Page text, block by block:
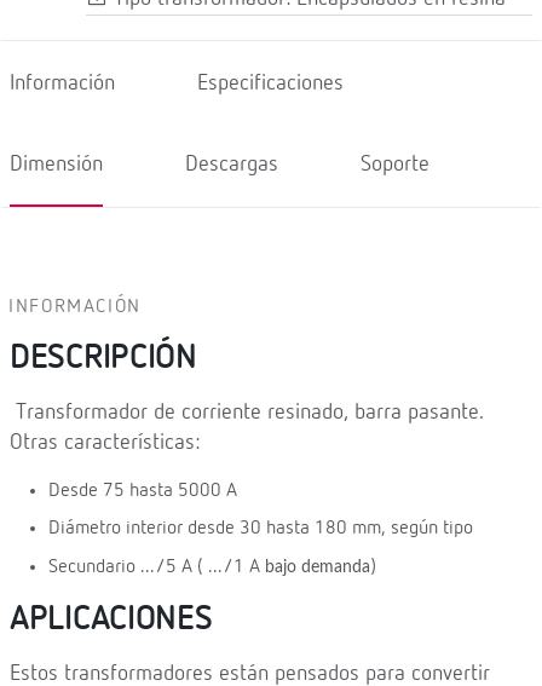
Información Especificaciones
Dimensión Descargas Soporte
INFORMACIÓN
DESCRIPCIÓN
Transformador de corriente resinado, barra pasante.
Otras características:
Desde 75 hasta 5000 A
Diámetro interior desde 30 hasta 180 mm, según tipo
Secundario .../5 A ( .../1 A bajo demanda )
APLICACIONES
Estos transformadores están pensados para convertir